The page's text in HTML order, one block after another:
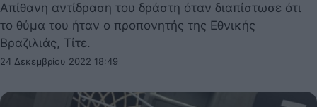
Απίθανη αντίδραση του δράστη όταν διαπίστωσε ότι
το θύμα του ήταν ο προπονητής της Εθνικής
Βραζιλιάς, Τίτε.
24 Δεκεμβρίου 2022 18:49